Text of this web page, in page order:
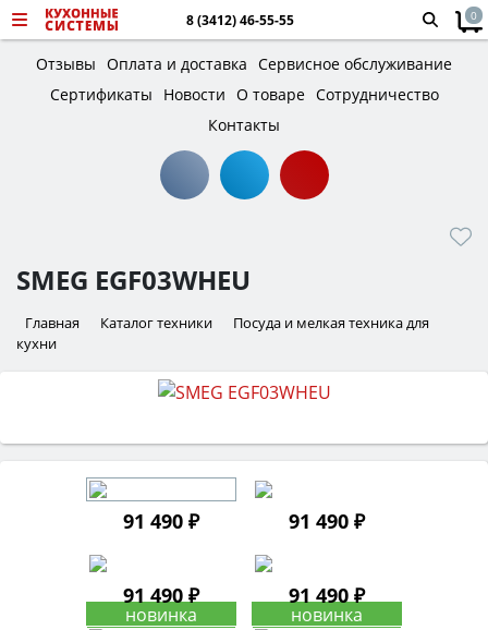
8 (3412) 46-55-55 0
Отзывы Оплата и доставка Сервисное обслуживание
Сертификаты
Новости О товаре Сотрудничество
Контакты
SMEG EGF03WHEU
Главная Каталог техники
Посуда и мелкая техника для
кухни
91 490 ₽ 91 490 ₽
91 490 ₽ 91 490 ₽